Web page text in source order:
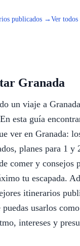
publicados → Ver
Granada
un viaje a
esta guía
ver en Granada:
planes para 1 y
comer y consejos
tu escapada.
itinerarios
usarlos
intereses y